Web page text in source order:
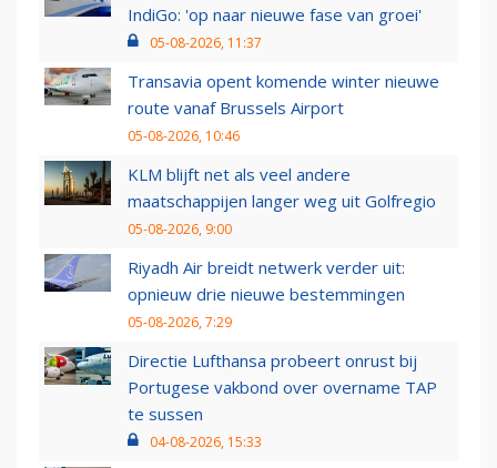
IndiGo: 'op naar nieuwe fase van groei'
05-08-2026, 11:37
Transavia opent komende winter nieuwe
route vanaf Brussels Airport
05-08-2026, 10:46
KLM blijft net als veel andere
maatschappijen langer weg uit Golfregio
05-08-2026, 9:00
Riyadh Air breidt netwerk verder uit:
opnieuw drie nieuwe bestemmingen
05-08-2026, 7:29
Directie Lufthansa probeert onrust bij
Portugese vakbond over overname TAP
te sussen
04-08-2026, 15:33